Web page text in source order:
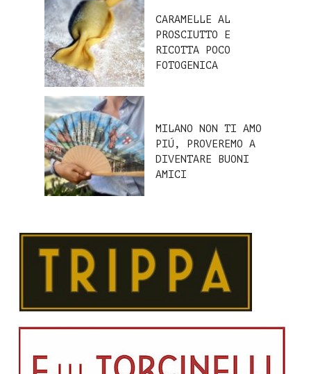
CARAMELLE AL
PROSCIUTTO E
RICOTTA POCO
FOTOGENICA
MILANO NON TI AMO
PIÚ, PROVEREMO A
DIVENTARE BUONI
AMICI